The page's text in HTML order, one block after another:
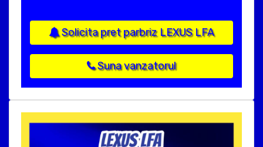
Solicita pret parbriz LEXUS LFA
Suna vanzatorul